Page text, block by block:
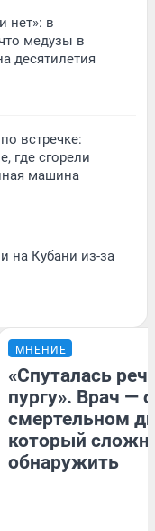
нет»: в
медузы в
десятилетия
встречке:
где сгорели
машина
на Кубани из-за
МНЕНИЕ
«Спуталась
пургу». Врач — о
смертельном
который
обнаружить